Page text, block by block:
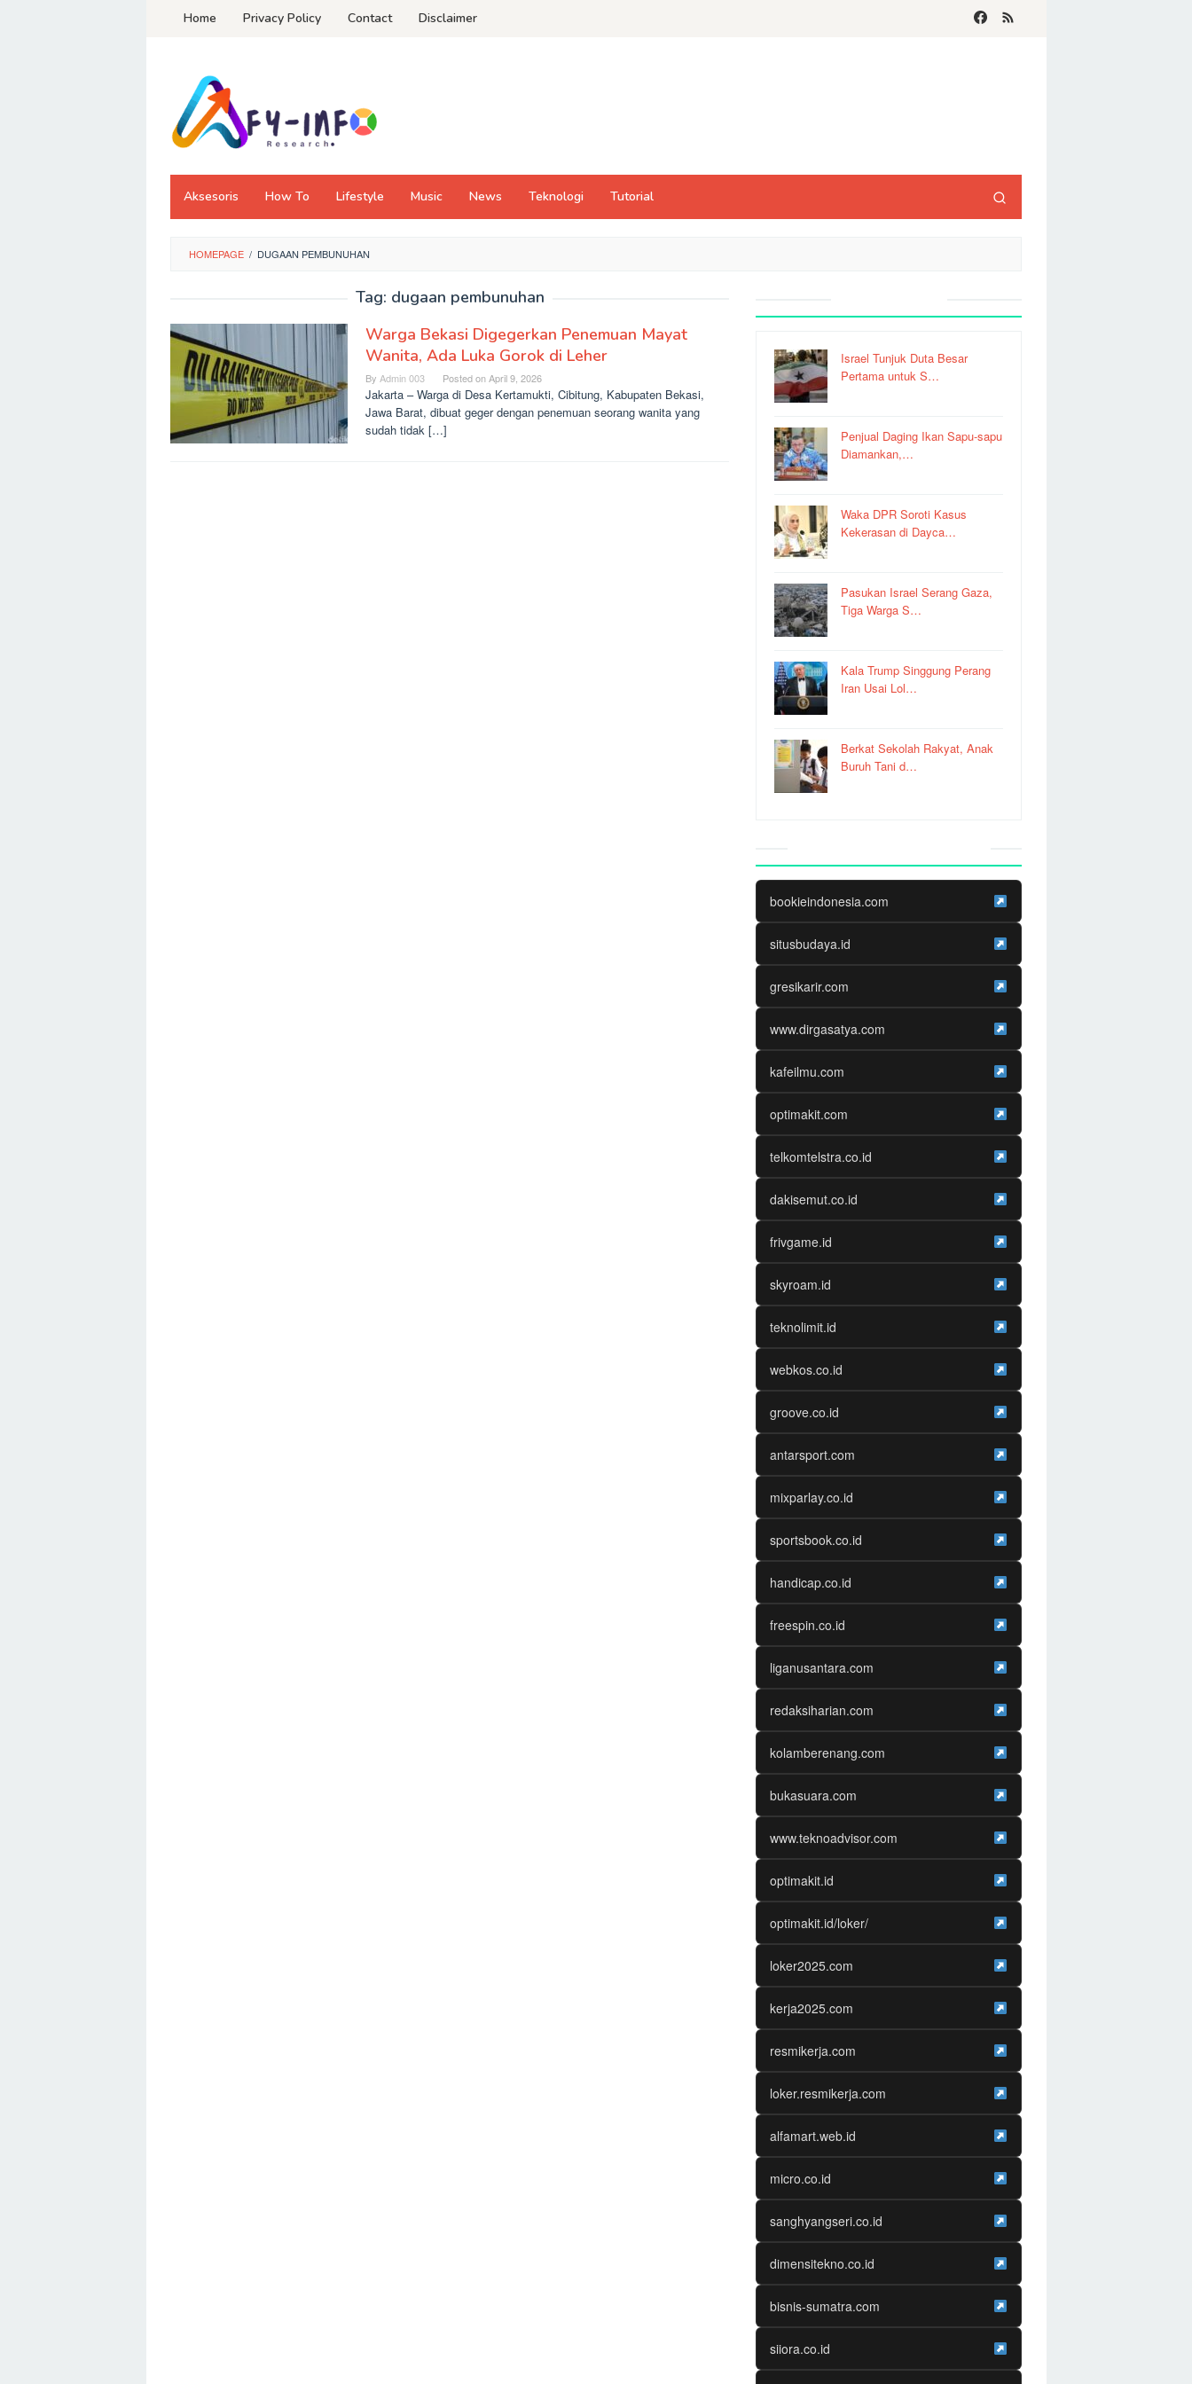
Home Privacy Policy Contact Disclaimer
Aksesoris How To Lifestyle Music News Teknologi Tutorial
HOMEPAGE / DUGAAN PEMBUNUHAN
Tag: dugaan pembunuhan
Warga Bekasi Digegerkan Penemuan Mayat
Wanita, Ada Luka Gorok di Leher
By Admin 003 Posted onApril 9, 2026
Jakarta – Warga di Desa Kertamukti, Cibitung, Kabupaten Bekasi,
Jawa Barat, dibuat geger dengan penemuan seorang wanita yang
sudah tidak […]
Israel Tunjuk Duta Besar
Pertama untuk S…
Penjual Daging Ikan Sapu-sapu
Diamankan,…
Waka DPR Soroti Kasus
Kekerasan di Dayca…
Pasukan Israel Serang Gaza,
Tiga Warga S…
Kala Trump Singgung Perang
Iran Usai Lol…
Berkat Sekolah Rakyat, Anak
Buruh Tani d…
bookieindonesia.com
situsbudaya.id
gresikarir.com
www.dirgasatya.com
kafeilmu.com
optimakit.com
telkomtelstra.co.id
dakisemut.co.id
frivgame.id
skyroam.id
teknolimit.id
webkos.co.id
groove.co.id
antarsport.com
mixparlay.co.id
sportsbook.co.id
handicap.co.id
freespin.co.id
liganusantara.com
redaksiharian.com
kolamberenang.com
bukasuara.com
www.teknoadvisor.com
optimakit.id
optimakit.id/loker/
loker2025.com
kerja2025.com
resmikerja.com
loker.resmikerja.com
alfamart.web.id
micro.co.id
sanghyangseri.co.id
dimensitekno.co.id
bisnis-sumatra.com
siiora.co.id